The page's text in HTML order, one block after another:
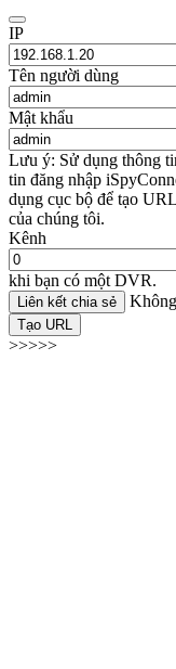
IP
Tên người dùng
Mật khẩu
Lưu ý: Sử dụng thông
tin đăng nhập
dụng cục bộ để tạo
của chúng tôi.
Kênh
khi bạn có một DVR.
Liên kết chia sẻ
Tạo URL
>>>>>